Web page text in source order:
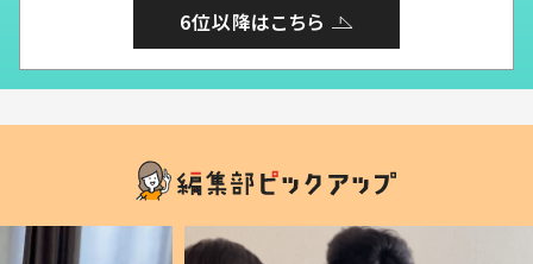
6位以降はこちら